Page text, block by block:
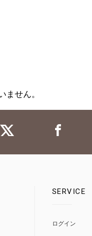
ません。
SERVICE
ログイン